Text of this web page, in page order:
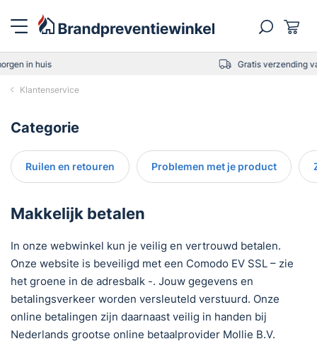
Gratis verzending vanaf 75,-
Klantenservice
Categorie
Ruilen en retouren Problemen met je product
Makkelijk betalen
In onze webwinkel kun je veilig en vertrouwd betalen.
Onze website is beveiligd met een Comodo EV SSL – zie
het groene in de adresbalk -. Jouw gegevens en
betalingsverkeer worden versleuteld verstuurd. Onze
online betalingen zijn daarnaast veilig in handen bij
Nederlands grootse online betaalprovider Mollie B.V.